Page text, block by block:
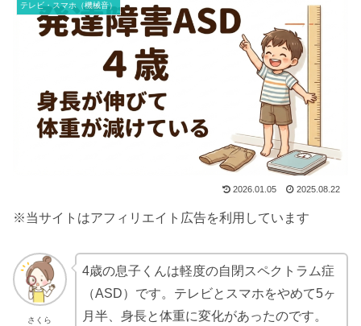
テレビ・スマホ（機械音）
2026.01.05 2025.08.22
※当サイトはアフィリエイト広告を利用しています
さくら
4歳の息子くんは軽度の自閉スペクトラム症
（ASD）です。テレビとスマホをやめて5ヶ
月半、身長と体重に変化があったのです。